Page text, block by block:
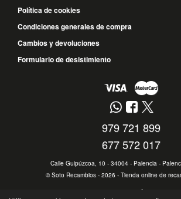
Política de cookies
Condiciones generales de compra
Cambios y devoluciones
Formulario de desistimiento
979 721 899
677 572 017
Calle Guipúzcoa, 10 - 34004 - Palencia -
©Soto Recambios- 2026 - Tienda online de